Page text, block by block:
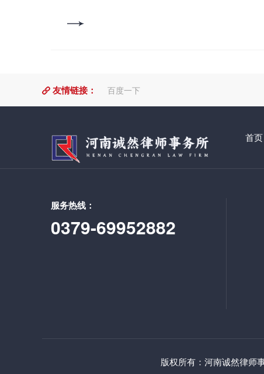
友情链接： 百度一下
首页
服务热线：
0379-69952882
版权所有：河南诚然律师